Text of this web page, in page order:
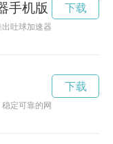
手机版
吐球加速器永久免费版，
下载
定可靠的网络加速工具，
下载